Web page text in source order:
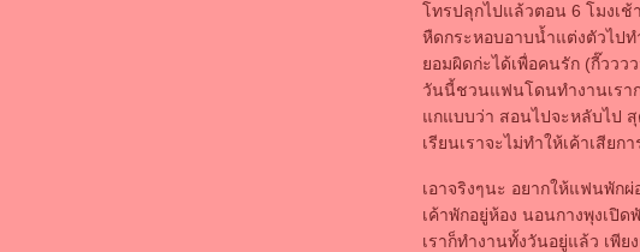
ทรปลุกไปแล้วตอน 6 โมงเช้
หืดกระหอบอาบน้ำแต่งตัวไปท
อมผิดก่ะได้เพื่อคนรัก (กี๊วววว
วันนี้ชวนแฟนโดนทำงานเรา
กแบบว่า สอนไปจะหลับไป สุ
เรียนเราจะไม่ทำให้เค้าเสีย
เอาจริงๆนะ อยากให้แฟนพัก
เค้าพักอยู่ห้อง นอนกางพุงเปิด
เราก็ทำงานทั้งวันอยู่แล้ว เพีย